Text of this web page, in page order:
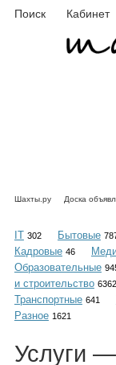
Поиск Кабинет
Шахты.ру Доска
IT 302 Бытовые
Кадровые 46
Образовательные
и строительство 6362
Транспортные 641
Разное 1621
Услуги